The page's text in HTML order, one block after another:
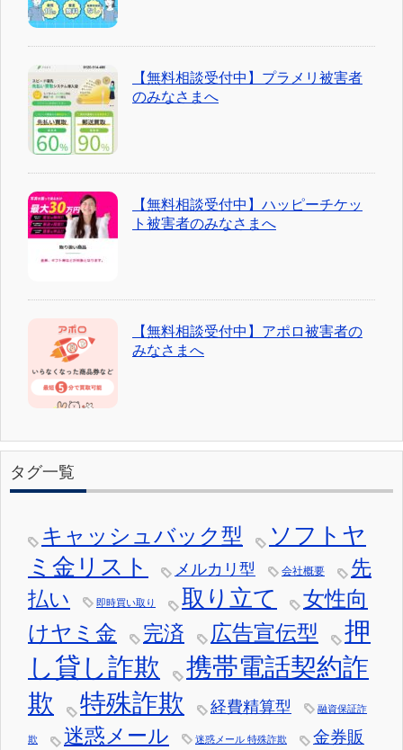
【無料相談受付中】プラメリ被害者
のみなさまへ
【無料相談受付中】ハッピーチケッ
ト被害者のみなさまへ
【無料相談受付中】アポロ被害者の
みなさまへ
タグ一覧
キャッシュバック型
ソフトヤ
ミ金リスト
メルカリ型 会社概要
先
払い
即時買い取り 取り立て
女性向
けヤミ金
完済 広告宣伝型
押
し貸し詐欺
携帯電話契約詐
欺
特殊詐欺 経費精算型 融資保証詐
欺 迷惑メール 迷惑メール 特殊詐欺
金券販